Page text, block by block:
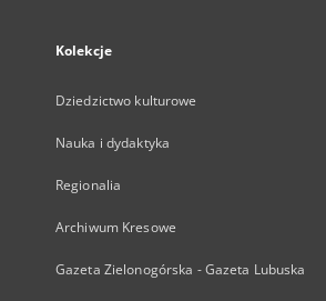
Kolekcje
Dziedzictwo kulturowe
Nauka i dydaktyka
Regionalia
Archiwum Kresowe
Gazeta Zielonogórska - Gazeta Lubuska